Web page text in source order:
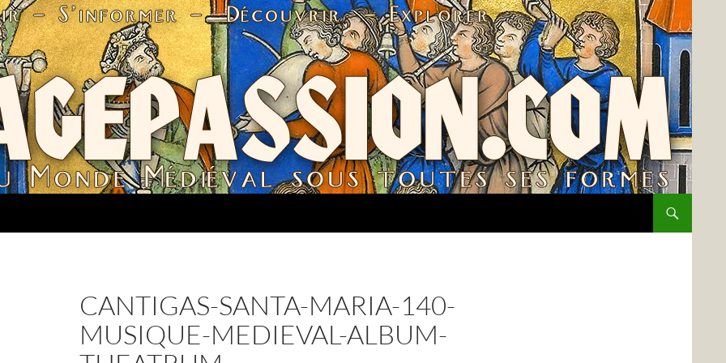
CANTIGAS-SANTA-MARIA-140-
MUSIQUE-MEDIEVAL-ALBUM-